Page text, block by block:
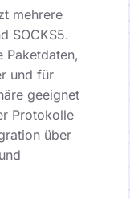
mehrere
SOCKS5.
Paketdaten,
und für
geeignet
Protokolle
über